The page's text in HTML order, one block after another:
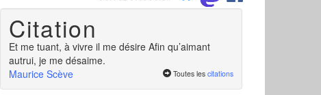
Citation
Et me tuant, à vivre il me désire Afin qu’aimant
autrui, je me désaime.
Maurice Scève
Toutes les citations